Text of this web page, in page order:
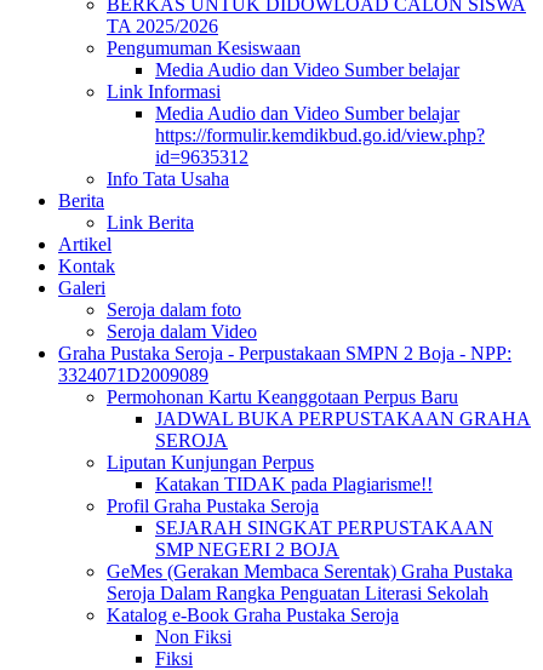
BERKAS UNTUK DIDOWLOAD CALON SISWA
TA 2025/2026
Pengumuman Kesiswaan
Media Audio dan Video Sumber belajar
Link Informasi
Media Audio dan Video Sumber belajar
https://formulir.kemdikbud.go.id/view.php?
id=9635312
Info Tata Usaha
Berita
Link Berita
Artikel
Kontak
Galeri
Seroja dalam foto
Seroja dalam Video
Graha Pustaka Seroja - Perpustakaan SMPN 2 Boja - NPP:
3324071D2009089
Permohonan Kartu Keanggotaan Perpus Baru
JADWAL BUKA PERPUSTAKAAN GRAHA
SEROJA
Liputan Kunjungan Perpus
Katakan TIDAK pada Plagiarisme!!
Profil Graha Pustaka Seroja
SEJARAH SINGKAT PERPUSTAKAAN
SMP NEGERI 2 BOJA
GeMes (Gerakan Membaca Serentak) Graha Pustaka
Seroja Dalam Rangka Penguatan Literasi Sekolah
Katalog e-Book Graha Pustaka Seroja
Non Fiksi
Fiksi